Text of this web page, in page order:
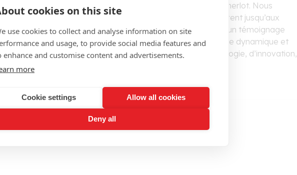
cookies on this site
use cookies to collect and analyse information on site
and usage, to provide social media features and
enhance and customise content and advertisements.
more
Cookie settings Allow all cookies
Deny all
tout comme les cousins français cabernet sauvignon et merlot. Nous
cette région située entre l’Ebre et les collines qui courent jusqu’aux
vivifiant d’Isabelle Escande (pages 107 à 113), est un témoignage
qui souffle sur la Navarre. Partez à la rencontre d’un vignoble dynamique et
Bodegas ancrées dans leur terroir, soucieuses d’écologie, d’innovation,
à savourer sans aucune modération.
- Courtesy of the estates